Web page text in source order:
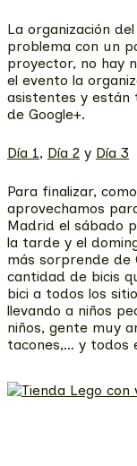
La organización
problema con un
proyector, no hay
el evento la
asistentes y están
de Google+.
Día 1, Día 2 y Día 3
Para finalizar,
aprovechamos
Madrid el sábado
la tarde y el
más sorprende de
cantidad de bicis
bici a todos los
llevando a niños
niños, gente muy
tacones,… y todos